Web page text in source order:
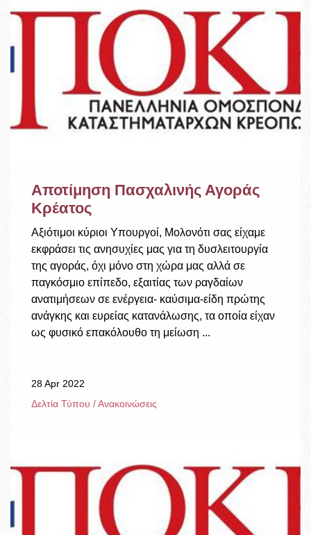
Αποτίμηση Πασχαλινής Αγοράς
Κρέατος
Αξιότιμοι κύριοι Υπουργοί, Μολονότι σας είχαμε
εκφράσει τις ανησυχίες μας για τη δυσλειτουργία
της αγοράς, όχι μόνο στη χώρα μας αλλά σε
παγκόσμιο επίπεδο, εξαιτίας των ραγδαίων
ανατιμήσεων σε ενέργεια- καύσιμα-είδη πρώτης
ανάγκης και ευρείας κατανάλωσης, τα οποία είχαν
ως φυσικό επακόλουθο τη μείωση ...
28 Apr 2022
Δελτία Τύπου / Ανακοινώσεις